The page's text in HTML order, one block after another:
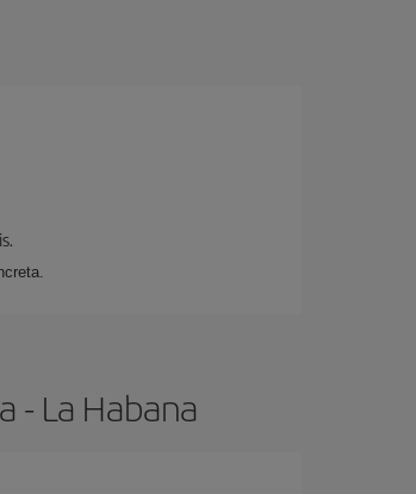
- La Habana